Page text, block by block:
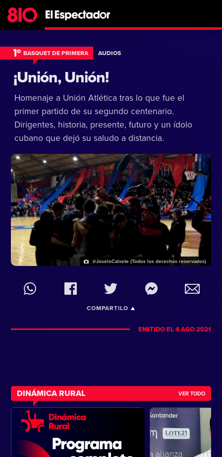
BASQUET DE PRIMERA AUDIOS
¡Unión, Unión!
Homenaje a Unión Atlética tras lo que fue el
primer partido de su segundo centenario.
Dirigentes, historia, presente, futuro y un ídolo
cubano que dejó su saludo a distancia.
@JoseloCalvete (Todos los derechos reservados)
COMPARTILO
EMITIDO EL 4 AGO 2021
DINÁMICA RURAL VER TODO